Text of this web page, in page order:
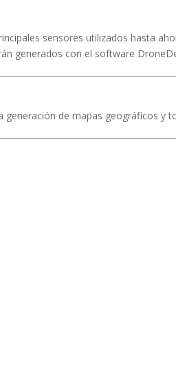
sensores utilizados hasta
generados con el software
de mapas geográficos y